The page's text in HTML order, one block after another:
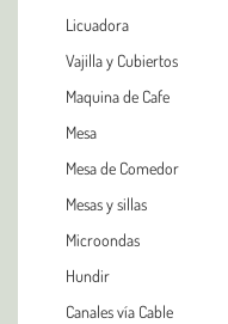
Licuadora
Vajilla y Cubiertos
Maquina de Cafe
Mesa
Mesa de Comedor
Mesas y sillas
Microondas
Hundir
Canales vía Cable